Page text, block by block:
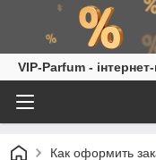
VIP-Parfum -
Как оформить